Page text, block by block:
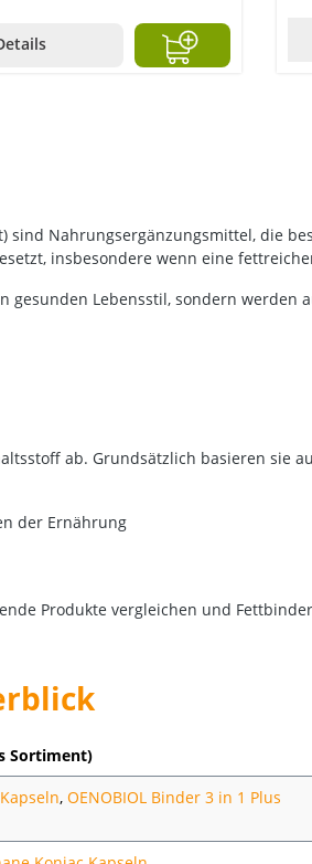
sind Nahrungsergänzungsmittel, die
insbesondere wenn eine
Lebensstil, sondern
ab. Grundsätzlich basieren sie
der Ernährung
Produkte vergleichen und
Sortiment)
, OENOBIOL Binder 3 in 1 Plus